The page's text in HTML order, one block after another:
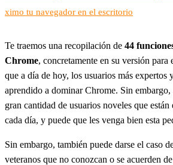
ximo tu navegador en el escritorio
Te traemos una recopilación de 44
Chrome, concretamente en su versión para
que a día de hoy, los usuarios más expertos
aprendido a dominar Chrome. Sin embargo,
gran cantidad de usuarios noveles que están
cada día, y puede que les venga bien esta
Sin embargo, también puede darse el caso
veteranos que no conozcan o se acuerden